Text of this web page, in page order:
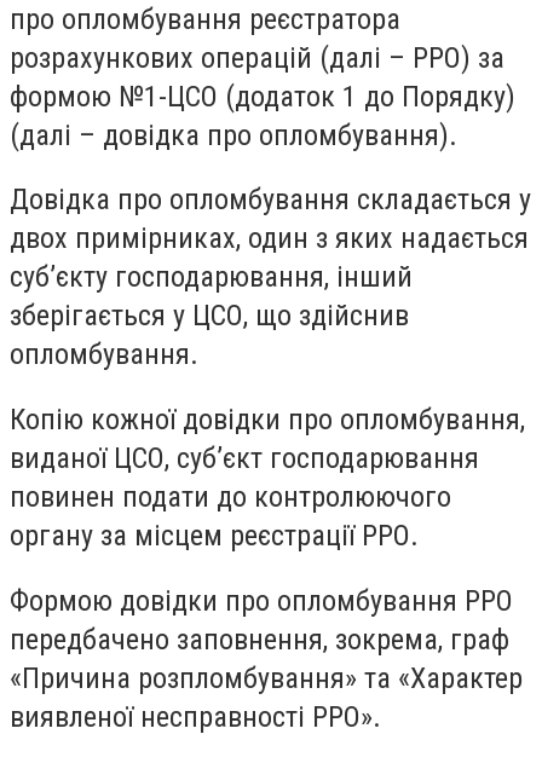
про опломбування реєстратора
розрахункових операцій (далі – РРО) за
формою №1-ЦСО (додаток 1 до Порядку)
(далі – довідка про опломбування).
Довідка про опломбування складається у
двох примірниках, один з яких надається
суб’єкту господарювання, інший
зберігається у ЦСО, що здійснив
опломбування.
Копію кожної довідки про опломбування,
виданої ЦСО, суб’єкт господарювання
повинен подати до контролюючого
органу за місцем реєстрації РРО.
Формою довідки про опломбування РРО
передбачено заповнення, зокрема, граф
«Причина розпломбування» та «Характер
виявленої несправності РРО».